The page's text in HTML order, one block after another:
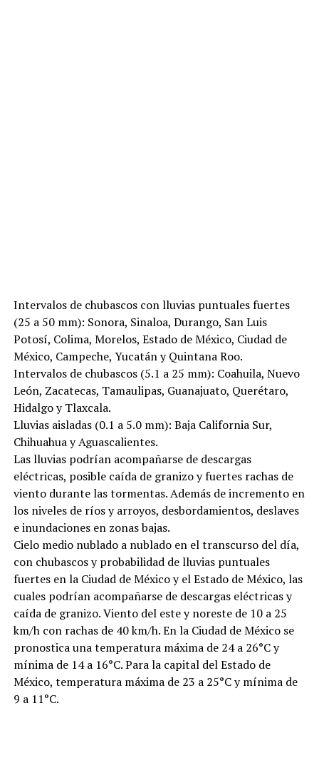
Intervalos de chubascos con lluvias puntuales fuertes
(25 a 50 mm): Sonora, Sinaloa, Durango, San Luis
Potosí, Colima, Morelos, Estado de México, Ciudad de
México, Campeche, Yucatán y Quintana Roo.
Intervalos de chubascos (5.1 a 25 mm): Coahuila, Nuevo
León, Zacatecas, Tamaulipas, Guanajuato, Querétaro,
Hidalgo y Tlaxcala.
Lluvias aisladas (0.1 a 5.0 mm): Baja California Sur,
Chihuahua y Aguascalientes.
Las lluvias podrían acompañarse de descargas
eléctricas, posible caída de granizo y fuertes rachas de
viento durante las tormentas. Además de incremento en
los niveles de ríos y arroyos, desbordamientos, deslaves
e inundaciones en zonas bajas.
Cielo medio nublado a nublado en el transcurso del día,
con chubascos y probabilidad de lluvias puntuales
fuertes en la Ciudad de México y el Estado de México, las
cuales podrían acompañarse de descargas eléctricas y
caída de granizo. Viento del este y noreste de 10 a 25
km/h con rachas de 40 km/h. En la Ciudad de México se
pronostica una temperatura máxima de 24 a 26°C y
mínima de 14 a 16°C. Para la capital del Estado de
México, temperatura máxima de 23 a 25°C y mínima de
9 a 11°C.